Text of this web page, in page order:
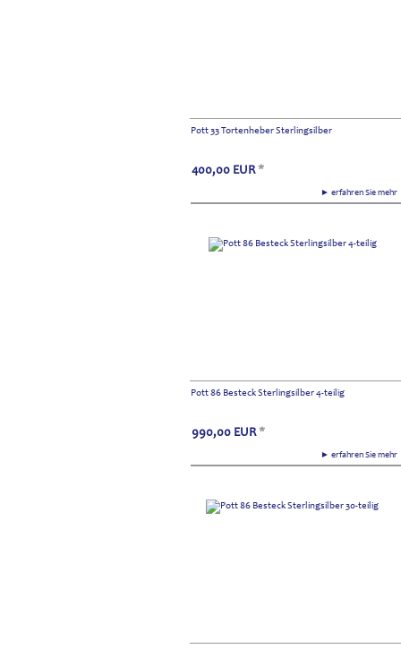
Pott 33 Tortenheber Sterlingsilber
► erfahren Sie
400,00 EUR *
Pott 86 Besteck Sterlingsilber 4-teilig
► erfahren Sie
990,00 EUR *